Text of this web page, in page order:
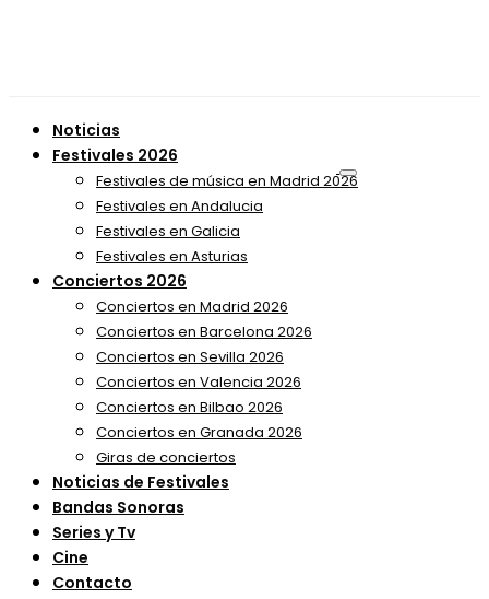
Noticias
Festivales 2026
Festivales de música en Madrid 2026
Festivales en Andalucia
Festivales en Galicia
Festivales en Asturias
Conciertos 2026
Conciertos en Madrid 2026
Conciertos en Barcelona 2026
Conciertos en Sevilla 2026
Conciertos en Valencia 2026
Conciertos en Bilbao 2026
Conciertos en Granada 2026
Giras de conciertos
Noticias de Festivales
Bandas Sonoras
Series y Tv
Cine
Contacto